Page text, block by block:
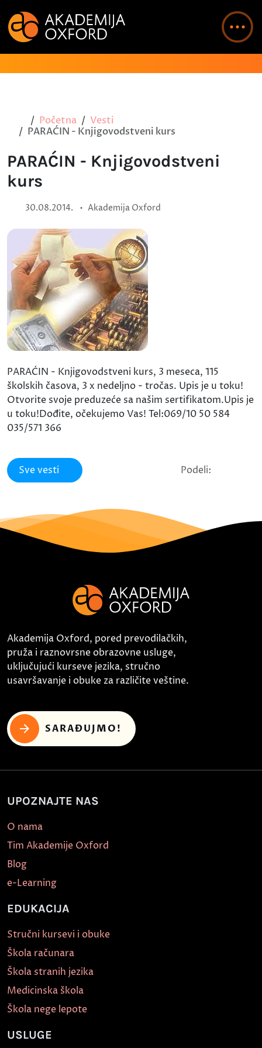
Početna
Vesti
PARAĆIN - Knjigovodstveni kurs
PARAĆIN - Knjigovodstveni
kurs
30.08.2014. • Akademija Oxford
PARAĆIN - Knjigovodstveni kurs, 3 meseca, 115
školskih časova, 3 x nedeljno - tročas. Upis je u toku!
Otvorite svoje preduzeće sa našim sertifikatom.Upis je
u toku!Dođite, očekujemo Vas! Tel:069/10 50 584
035/571 366
Sve vesti Podeli:
Akademija Oxford, pored prevodilačkih,
pruža i raznovrsne obrazovne usluge,
uključujući kurseve jezika, stručno
usavršavanje i obuke za različite veštine.
SARAĐUJMO!
UPOZNAJTE NAS
O nama
Tim Akademije Oxford
Blog
e-Learning
EDUKACIJA
Stručni kursevi i obuke
Škola računara
Škola stranih jezika
Medicinska škola
Škola nege lepote
USLUGE